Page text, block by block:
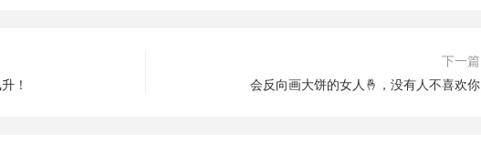
！
下一篇
会反向画大饼的女人🤞，没有人不喜欢你